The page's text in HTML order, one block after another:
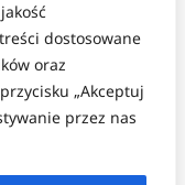
dostosowane
oraz
„Akceptuj
przez nas
dużą